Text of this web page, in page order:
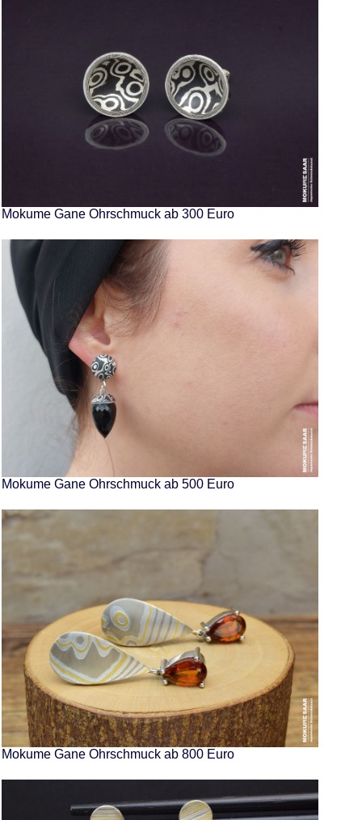
Mokume Gane Ohrschmuck ab 300 Euro
Mokume Gane Ohrschmuck ab 500 Euro
Mokume Gane Ohrschmuck ab 800 Euro